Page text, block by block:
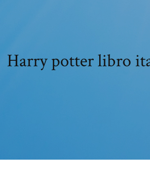
Harry potter libro